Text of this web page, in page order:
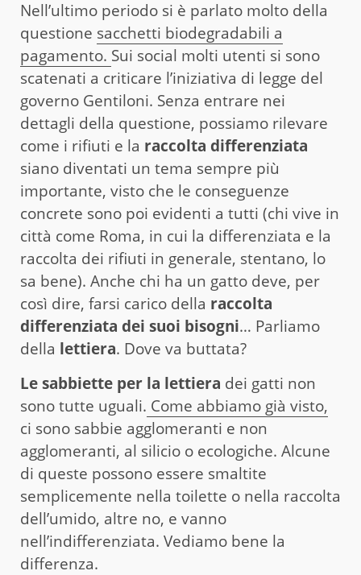
Nell’ultimo periodo si è parlato molto della
questione sacchetti biodegradabili a
pagamento. Sui social molti utenti si sono
scatenati a criticare l’iniziativa di legge del
governo Gentiloni. Senza entrare nei
dettagli della questione, possiamo rilevare
come i rifiuti e la raccolta differenziata
siano diventati un tema sempre più
importante, visto che le conseguenze
concrete sono poi evidenti a tutti (chi vive in
città come Roma, in cui la differenziata e la
raccolta dei rifiuti in generale, stentano, lo
sa bene). Anche chi ha un gatto deve, per
così dire, farsi carico della raccolta
differenziata dei suoi bisogni… Parliamo
della lettiera. Dove va buttata?
Le sabbiette per la lettiera dei gatti non
sono tutte uguali. Come abbiamo già visto,
ci sono sabbie agglomeranti e non
agglomeranti, al silicio o ecologiche. Alcune
di queste possono essere smaltite
semplicemente nella toilette o nella raccolta
dell’umido, altre no, e vanno
nell’indifferenziata. Vediamo bene la
differenza.